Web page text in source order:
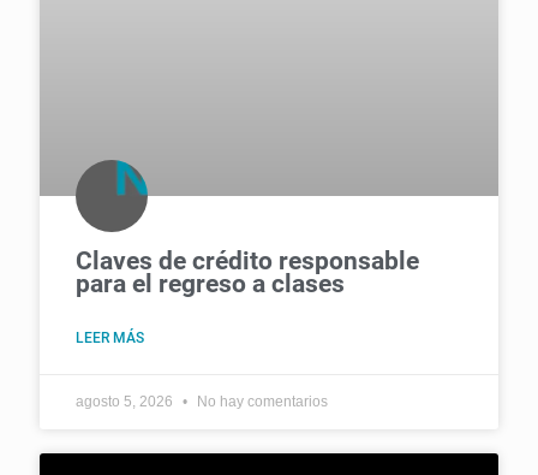
Claves de crédito responsable
para el regreso a clases
LEER MÁS
agosto 5, 2026 No hay comentarios